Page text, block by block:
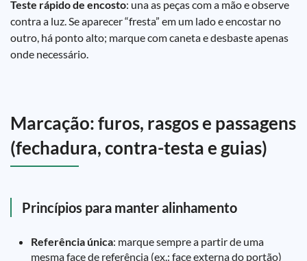
Teste rápido de encosto: una as peças com a mão e observe
contra a luz. Se aparecer “fresta” em um lado e encostar no
outro, há ponto alto; marque com caneta e desbaste apenas
onde necessário.
Marcação: furos, rasgos e passagens
(fechadura, contra-testa e guias)
Princípios para manter alinhamento
Referência única: marque sempre a partir de uma
mesma face de referência (ex.: face externa do portão)